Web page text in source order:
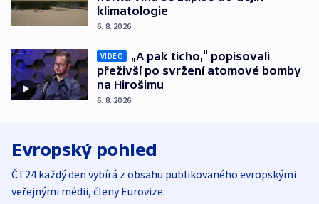
klimatologie
6. 8. 2026
VIDEO
„A pak ticho,“ popisovali
přeživší po svržení atomové bomby
na Hirošimu
6. 8. 2026
Evropský pohled
ČT24 každý den vybírá z obsahu publikovaného evropskými
veřejnými médii, členy Eurovize.